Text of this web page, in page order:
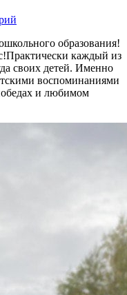
образования!
каждый из
своих детей. Именно
воспоминаниями
и любимом